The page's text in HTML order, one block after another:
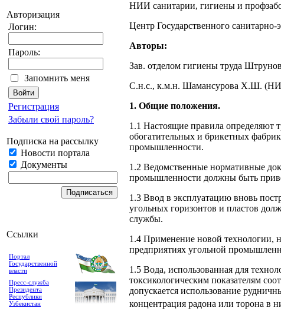
Авторизация
Логин:
Пароль:
Запомнить меня
Регистрация
Забыли свой пароль?
Подписка на рассылку
Новости портала
Документы
Ссылки
Портал
Государственной
власти
Пресс-служба
Президента
Республики
Узбекистан
НИИ санитарии, гигиены и
Центр Государственного
Авторы:
Зав. отделом гигиены труда
С.н.с., к.м.н. Шамансурова Х.Ш.
1. Общие положения.
1.1 Настоящие правила определяют
обогатительных и брикет­ных
промышленности.
1.2 Ведомственные нормативные
промышленности должны быть
1.3 Ввод в эксплуатацию вновь
угольных горизонтов и пла­стов
службы.
1.4 Применение новой технологии,
предприятиях угольной
1.5 Вода, использованная для
токсикологическим показателям
допускается использование
концен­трация радона или торона в